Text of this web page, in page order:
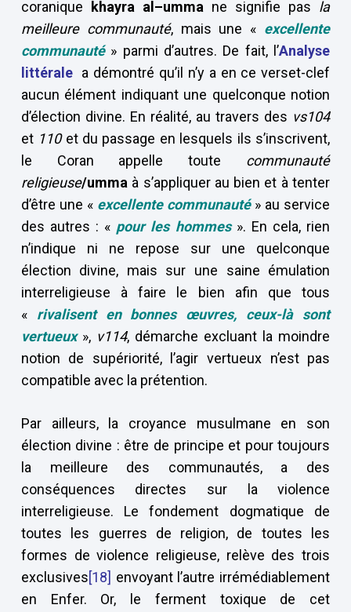
coranique khayra al–ummane signifie pas la
meilleure communauté, mais une « excellente
communauté » parmi d’autres. De fait, l’Analyse
littéralea démontré qu’il n’y a en ce verset-clef
aucun élément indiquant une quelconque notion
d’élection divine. En réalité, au travers des vs104
et 110et du passage en lesquels ils s’inscrivent,
le Coran appelle toute communauté
religieuse/ummaà s’appliquer au bien et à tenter
d’être une « excellente communauté » au service
des autres : « pour les hommes». En cela, rien
n’indique ni ne repose sur une quelconque
élection divine, mais sur une saine émulation
interreligieuse à faire le bien afin que tous
« rivalisent en bonnes œuvres, ceux-là sont
vertueux », v114, démarche excluant la moindre
notion de supériorité, l’agir vertueux n’est pas
compatible avec la prétention.
Par ailleurs, la croyance musulmane en son
élection divine : être de principe et pour toujours
la meilleure des communautés, a des
conséquences directes sur la violence
interreligieuse. Le fondement dogmatique de
toutes les guerres de religion, de toutes les
formes de violence religieuse, relève des trois
exclusives[18] envoyant l’autre irrémédiablement
en Enfer. Or, le ferment toxique de cet